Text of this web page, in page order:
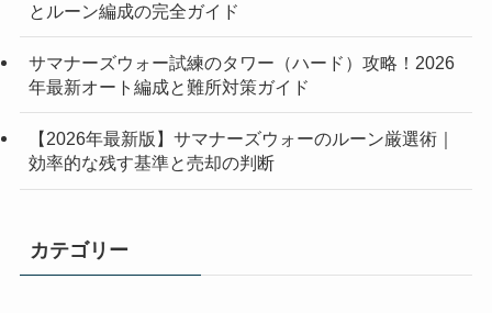
とルーン編成の完全ガイド
サマナーズウォー試練のタワー（ハード）攻略！2026
年最新オート編成と難所対策ガイド
【2026年最新版】サマナーズウォーのルーン厳選術｜
効率的な残す基準と売却の判断
カテゴリー